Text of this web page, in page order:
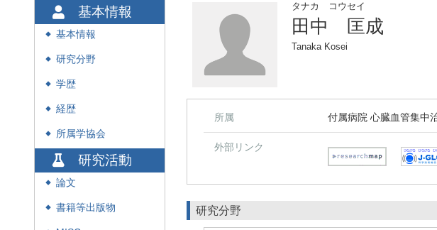
基本情報
◆ 基本情報
◆ 研究分野
◆ 学歴
◆ 経歴
◆ 所属学協会
研究活動
◆ 論文
◆ 書籍等出版物
タナカ コウセイ
田中 匡成
Tanaka Kosei
所属 付属病院 心臓血管集中
外部リンク
研究分野